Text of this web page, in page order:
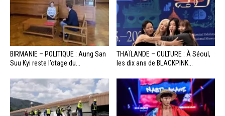
BIRMANIE – POLITIQUE : Aung San
Suu Kyi reste l’otage du...
THAÏLANDE – CULTURE : À Séoul,
les dix ans de BLACKPINK...